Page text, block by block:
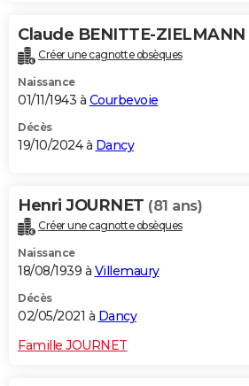
Bricolage
Lifestyle
Culture
Sport
Auto
Television
Voyage
Cinema
Claude BENITTE-ZIELMANN
Créer une cagnotte obsèques
Naissance
01/11/1943 à Courbevoie
Décès
19/10/2024 à Dancy
Henri JOURNET (81 ans)
Créer une cagnotte obsèques
Naissance
18/08/1939 à Villemaury
Décès
02/05/2021 à Dancy
Famille JOURNET